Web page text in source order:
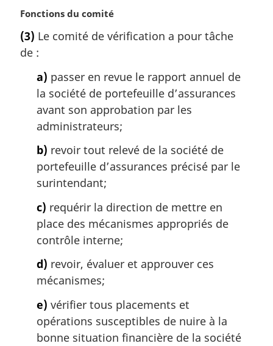
e
g
n
a
N
t
e
Fonctions du comité
(3) Le comité de vérification a pour tâche
de :
a) passer en revue le rapport annuel de
la société de portefeuille d’assurances
avant son approbation par les
administrateurs;
b) revoir tout relevé de la société de
portefeuille d’assurances précisé par le
surintendant;
c) requérir la direction de mettre en
place des mécanismes appropriés de
contrôle interne;
d) revoir, évaluer et approuver ces
mécanismes;
e) vérifier tous placements et
opérations susceptibles de nuire à la
bonne situation financière de la société